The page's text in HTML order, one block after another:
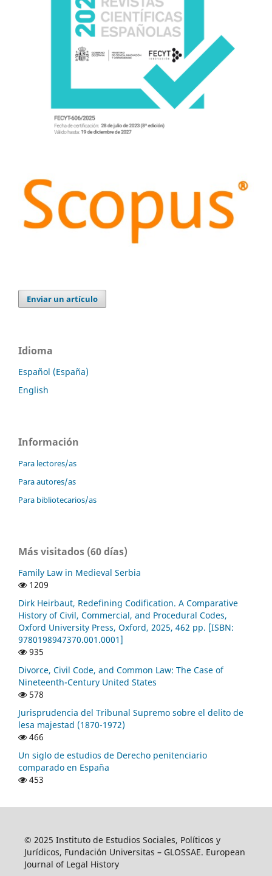
Enviar un artículo
Idioma
Español (España)
English
Información
Para lectores/as
Para autores/as
Para bibliotecarios/as
Más visitados (60 días)
Family Law in Medieval Serbia
1209
Dirk Heirbaut, Redefining Codification. A Comparative
History of Civil, Commercial, and Procedural Codes,
Oxford University Press, Oxford, 2025, 462 pp. [ISBN:
9780198947370.001.0001]
935
Divorce, Civil Code, and Common Law: The Case of
Nineteenth-Century United States
578
Jurisprudencia del Tribunal Supremo sobre el delito de
lesa majestad (1870-1972)
466
Un siglo de estudios de Derecho penitenciario
comparado en España
453
© 2025 Instituto de Estudios Sociales, Políticos y
Jurídicos, Fundación Universitas – GLOSSAE. European
Journal of Legal History